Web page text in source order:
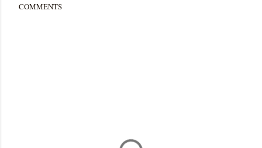
COMMENTS